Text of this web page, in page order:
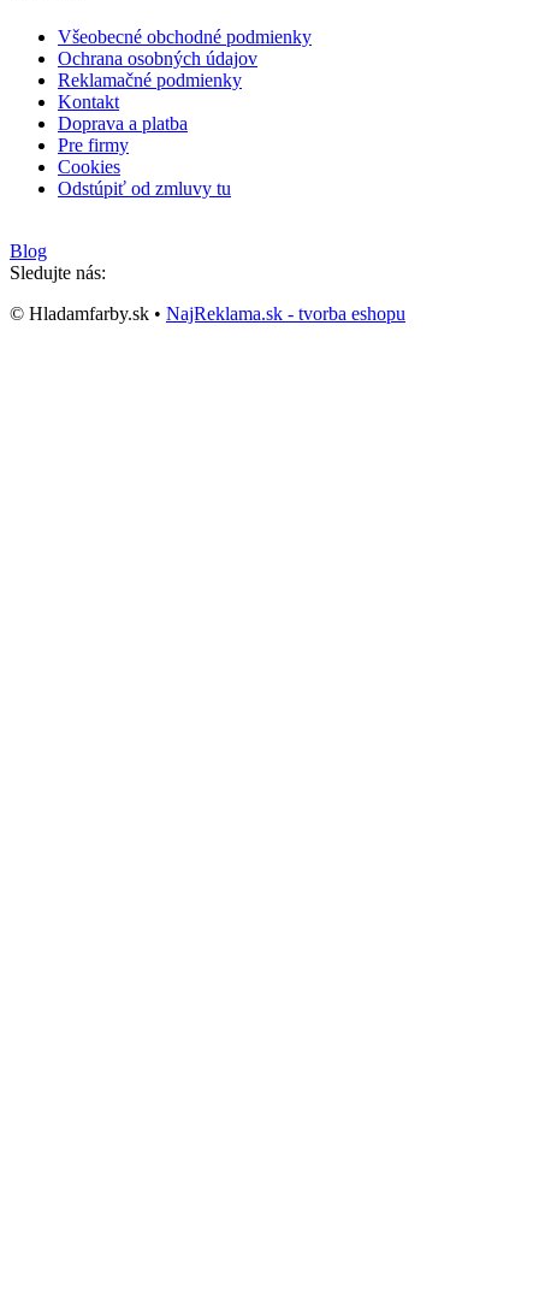
Všeobecné obchodné podmienky
Ochrana osobných údajov
Reklamačné podmienky
Kontakt
Doprava a platba
Pre firmy
Cookies
Odstúpiť od zmluvy tu
Blog
Sledujte nás:
© Hladamfarby.sk • NajReklama.sk - tvorba eshopu